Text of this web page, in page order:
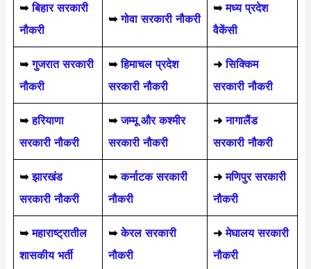
➥बिहार सरकारी
नौकरी
➥गोवा सरकारी नौकरी
➥ मध्य प्रदेश
वैकेंसी
➥ गुजरात सरकारी
नौकरी
➥हिमाचल प्रदेश
सरकारी नौकरी
➜ सिक्किम
सरकारी नौकरी
➥हरियाणा
सरकारी नौकरी
➥जम्मू और कश्मीर
सरकारी नौकरी
➜ नागालैंड
सरकारी नौकरी
➥ झारखंड
सरकारी नौकरी
➥ कर्नाटक सरकारी
नौकरी
➜ मणिपुर सरकारी
नौकरी
➥ महाराष्ट्रातील
शासकीय भर्ती
➥ केरल सरकारी
नौकरी
➜ मेघालय सरकारी
नौकरी